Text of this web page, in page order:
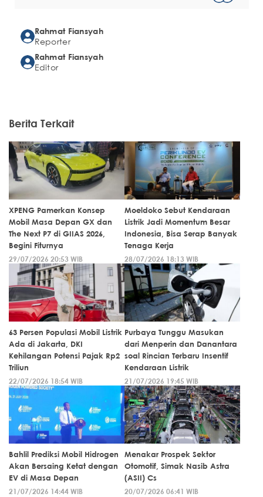
Rahmat Fiansyah
Reporter
Rahmat Fiansyah
Editor
Berita Terkait
XPENG Pamerkan Konsep
Mobil Masa Depan GX dan
The Next P7 di GIIAS 2026,
Begini Fiturnya
29/07/2026 20:53 WIB
Moeldoko Sebut Kendaraan
Listrik Jadi Momentum Besar
Indonesia, Bisa Serap Banyak
Tenaga Kerja
28/07/2026 18:13 WIB
63 Persen Populasi Mobil Listrik
Ada di Jakarta, DKI
Kehilangan Potensi Pajak Rp2
Triliun
22/07/2026 18:54 WIB
Purbaya Tunggu Masukan
dari Menperin dan Danantara
soal Rincian Terbaru Insentif
Kendaraan Listrik
21/07/2026 19:45 WIB
Bahlil Prediksi Mobil Hidrogen
Akan Bersaing Ketat dengan
EV di Masa Depan
21/07/2026 14:44 WIB
Menakar Prospek Sektor
Otomotif, Simak Nasib Astra
(ASII) Cs
20/07/2026 06:41 WIB